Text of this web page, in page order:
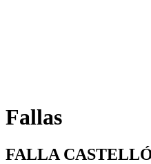
Fallas
FALLA